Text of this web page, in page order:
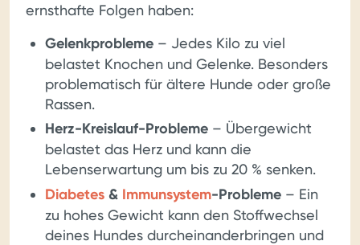
ernsthafte Folgen haben:
Gelenkprobleme – Jedes Kilo zu viel
belastet Knochen und Gelenke. Besonders
problematisch für ältere Hunde oder große
Rassen.
Herz-Kreislauf-Probleme – Übergewicht
belastet das Herz und kann die
Lebenserwartung um bis zu 20 % senken.
Diabetes & Immunsystem-Probleme – Ein
zu hohes Gewicht kann den Stoffwechsel
deines Hundes durcheinanderbringen und